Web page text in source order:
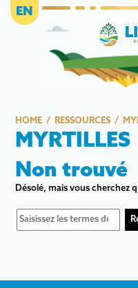
EN
HOME RESSOURCES
MYRTILLES
Non trouvé
Désolé, mais vous cherchez